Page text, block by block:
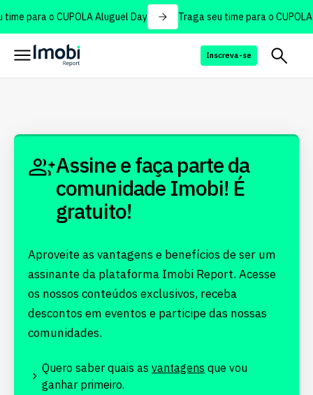
para o CUPOLA Aluguel Day Traga seu time para o CUPOLA
Inscreva-se
Assine e faça parte da
comunidade Imobi! É
gratuito!
Aproveite as vantagens e benefícios de ser um
assinante da plataforma Imobi Report. Acesse
os nossos conteúdos exclusivos, receba
descontos em eventos e participe das nossas
comunidades.
Quero saber quais as vantagens que vou
ganhar primeiro.